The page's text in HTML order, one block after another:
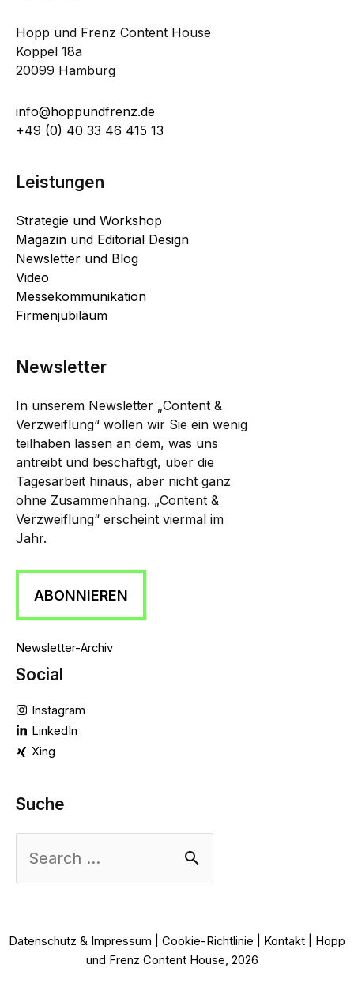
Hopp und Frenz Content House
Koppel 18a
20099 Hamburg
info@hoppundfrenz.de
+49 (0) 40 33 46 415 13
Leistungen
Strategie und Workshop
Magazin und Editorial Design
Newsletter und Blog
Video
Messekommunikation
Firmenjubiläum
Newsletter
In unserem Newsletter „Content &
Verzweiflung“ wollen wir Sie ein wenig
teilhaben lassen an dem, was uns
antreibt und beschäftigt, über die
Tagesarbeit hinaus, aber nicht ganz
ohne Zusammenhang. „Content &
Verzweiflung“ erscheint viermal im
Jahr.
ABONNIEREN
Newsletter-Archiv
Social
Instagram
LinkedIn
Xing
Suche
nach:
Datenschutz & Impressum Cookie-Richtlinie Kontakt | Hopp
und Frenz Content House, 2026